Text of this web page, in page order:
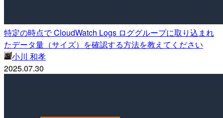
特定の時点で CloudWatch Logs ロググループに取り込まれ
たデータ量（サイズ）を確認する方法を教えてください
小川 和孝
2025.07.30